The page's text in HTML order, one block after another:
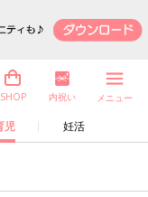
児 妊活
SHOP 内祝い メニュー